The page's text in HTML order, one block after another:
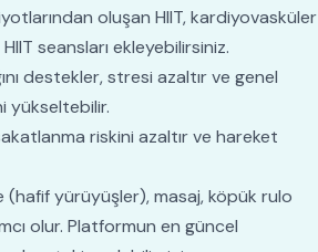
oluşan HIIT, kardiyovasküler
HIIT seansları ekleyebilirsiniz.
destekler, stresi azaltır ve genel
yükseltebilir.
riskini azaltır ve hareket
yürüyüşler), masaj, köpük rulo
olur. Platformun en güncel